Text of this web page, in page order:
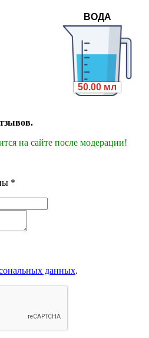
ВОДА
50.00 мл
на сайте после модерации!
*
данных.